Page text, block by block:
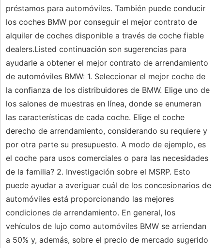
préstamos para automóviles. También puede conducir
los coches BMW por conseguir el mejor contrato de
alquiler de coches disponible a través de coche fiable
dealers.Listed continuación son sugerencias para
ayudarle a obtener el mejor contrato de arrendamiento
de automóviles BMW: 1. Seleccionar el mejor coche de
la confianza de los distribuidores de BMW. Elige uno de
los salones de muestras en línea, donde se enumeran
las características de cada coche. Elige el coche
derecho de arrendamiento, considerando su requiere y
por otra parte su presupuesto. A modo de ejemplo, es
el coche para usos comerciales o para las necesidades
de la familia? 2. Investigación sobre el MSRP. Esto
puede ayudar a averiguar cuál de los concesionarios de
automóviles está proporcionando las mejores
condiciones de arrendamiento. En general, los
vehículos de lujo como automóviles BMW se arriendan
a 50% y, además, sobre el precio de mercado sugerido